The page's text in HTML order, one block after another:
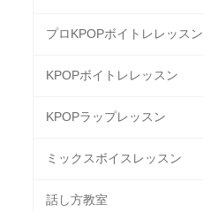
プロKPOPボイトレレッスン
KPOPボイトレレッスン
KPOPラップレッスン
ミックスボイスレッスン
話し方教室